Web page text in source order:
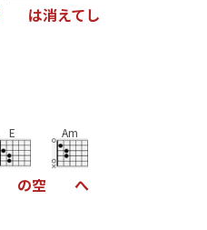
は消えてし
E
の空
Am
へ